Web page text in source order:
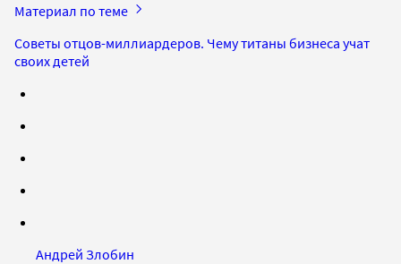
Материал по теме
Советы отцов-миллиардеров. Чему титаны бизнеса учат
своих детей
Андрей Злобин